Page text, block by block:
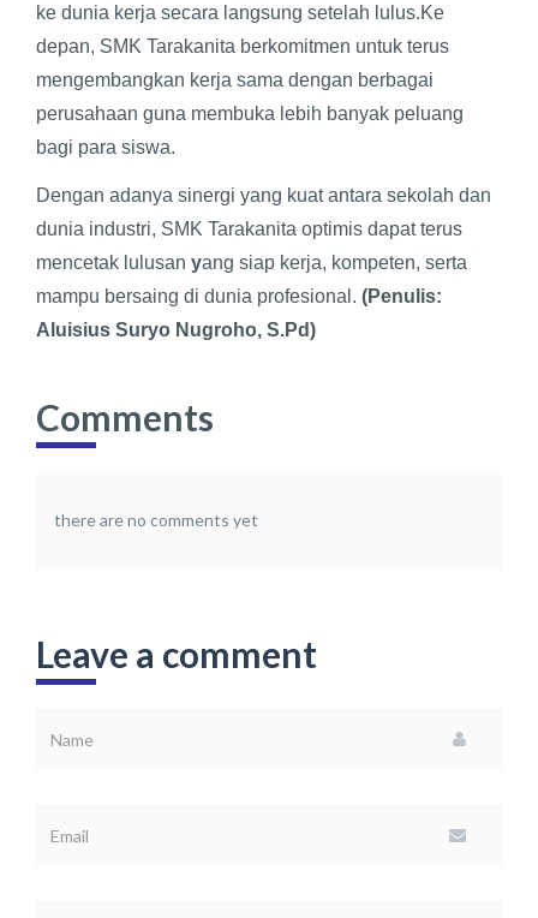
ke dunia kerja secara langsung setelah lulus.Ke
depan, SMK Tarakanita berkomitmen untuk terus
mengembangkan kerja sama dengan berbagai
perusahaan guna membuka lebih banyak peluang
bagi para siswa.
Dengan adanya sinergi yang kuat antara sekolah dan
dunia industri, SMK Tarakanita optimis dapat terus
mencetak lulusan yang siap kerja, kompeten, serta
mampu bersaing di dunia profesional . (Penulis:
Aluisius Suryo Nugroho, S.Pd)
Comments
there are no comments yet
Leave a comment